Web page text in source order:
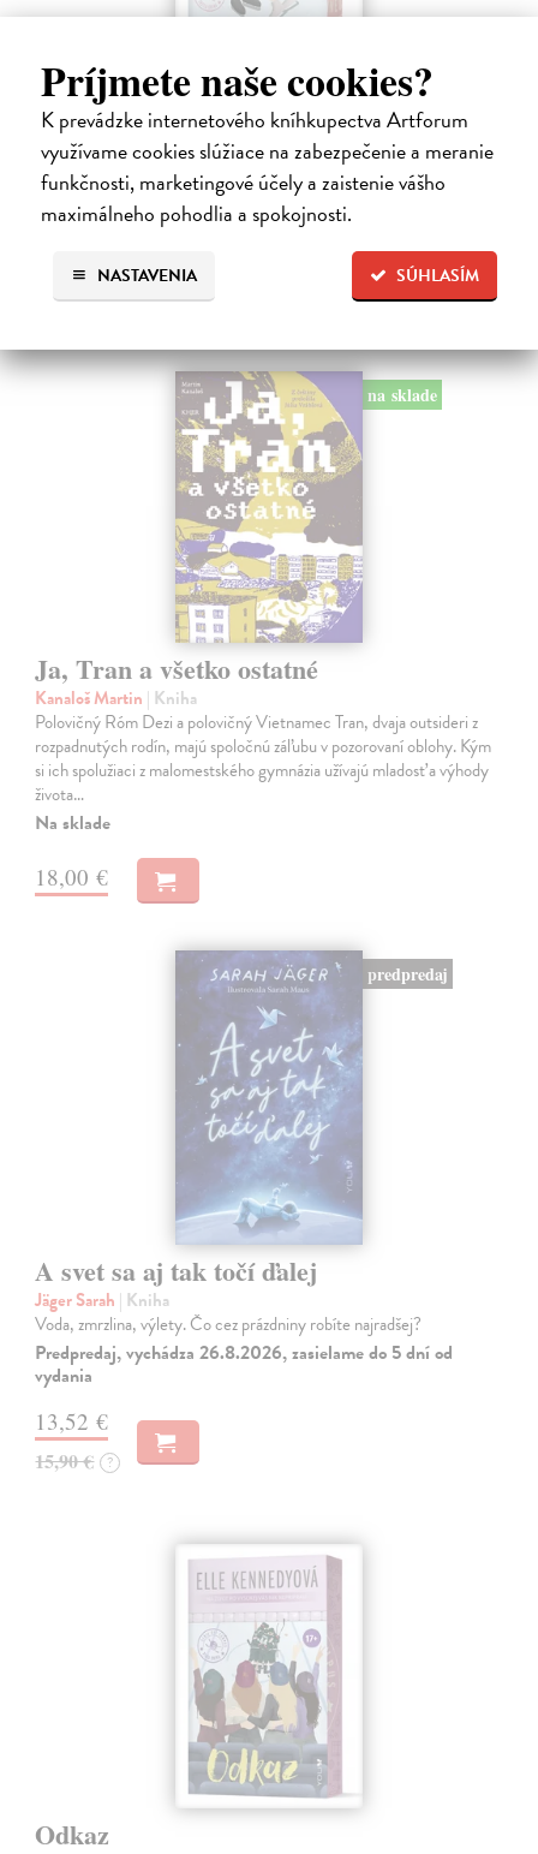
Príjmete naše cookies?
K prevádzke internetového kníhkupectva Artforum
využívame cookies slúžiace na zabezpečenie a meranie
funkčnosti, marketingové účely a zaistenie vášho
maximálneho pohodlia a spokojnosti.
SÚHLASÍM
NASTAVENIA
Skóre
Kennedy Elle| Kniha
Allie Hayesová prežíva krízu. Blížia sa promócie a ona stále netuší, čo
bude robiť po vysokej.
Do 4 dní
16,90 € ?
na sklade
Ja, Tran a všetko ostatné
Kanaloš Martin | Kniha
Polovičný Róm Dezi a polovičný Vietnamec Tran, dvaja outsideri z
rozpadnutých rodín, majú spoločnú záľubu v pozorovaní oblohy. Kým
si ich spolužiaci z malomestského gymnázia užívajú mladosť a výhody
života…
Na sklade
18,00 €
predpredaj
A svet sa aj tak točí ďalej
Jäger Sarah | Kniha
Voda, zmrzlina, výlety. Čo cez prázdniny robíte najradšej?
Predpredaj, vychádza 26.8.2026, zasielame do 5 dní od
vydania
13,52 €
15,90 € ?
Odkaz